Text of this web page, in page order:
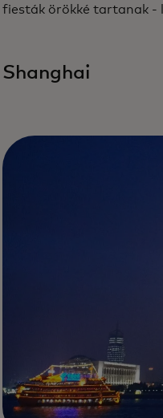
fiesták örökké tartanak -
Shanghai